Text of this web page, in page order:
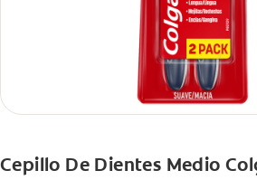
Cepillo De Dientes Medio